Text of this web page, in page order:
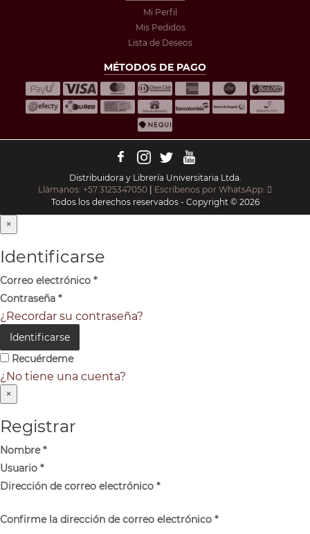
Mi Perfil
Mis Pedidos
Lista de Deseos
MÉTODOS DE PAGO
Distribuidora y Librería Universitaria Ltda.
Llámanos: +57 3125347050 | Escríbenos por WhatsApp:
Todos los derechos reservados - Copyright © 2026
×
Identificarse
Correo electrónico *
Contraseña *
¿Recordar su contraseña?
Identificarse
Recuérdeme
¿No tiene una cuenta?
×
Registrar
Nombre*
Usuario *
Dirección de correo electrónico *
Confirme la dirección de correo electrónico *